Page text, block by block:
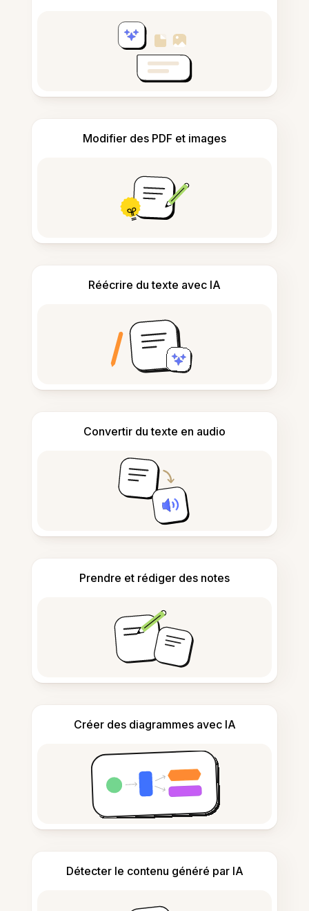
Modifier des PDF et images
Réécrire du texte avec IA
Convertir du texte en audio
Prendre et rédiger des notes
Créer des diagrammes avec IA
Détecter le contenu généré par IA